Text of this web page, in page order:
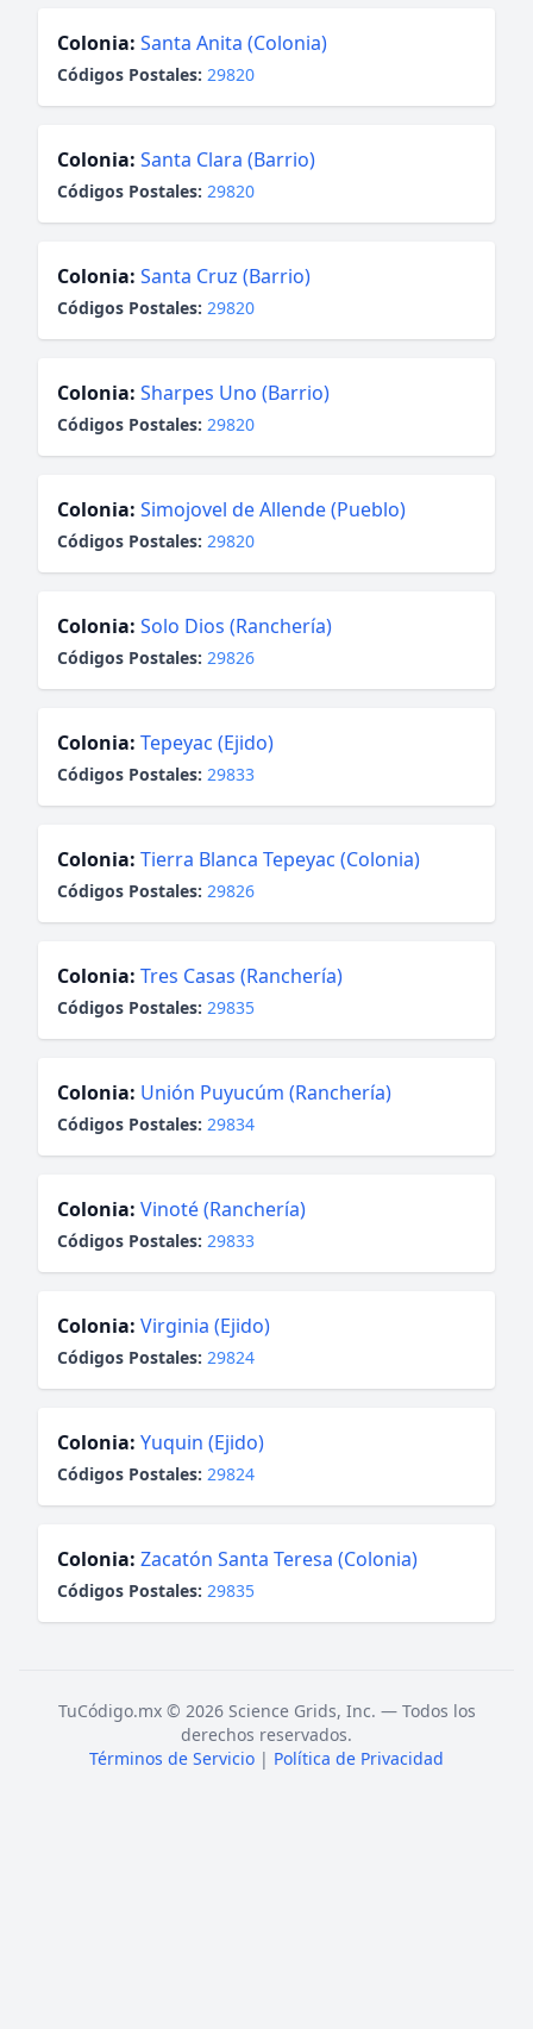
Colonia: Santa Anita (Colonia)
Códigos Postales: 29820
Colonia: Santa Clara (Barrio)
Códigos Postales: 29820
Colonia: Santa Cruz (Barrio)
Códigos Postales: 29820
Colonia: Sharpes Uno (Barrio)
Códigos Postales: 29820
Colonia: Simojovel de Allende (Pueblo)
Códigos Postales: 29820
Colonia: Solo Dios (Ranchería)
Códigos Postales: 29826
Colonia: Tepeyac (Ejido)
Códigos Postales: 29833
Colonia: Tierra Blanca Tepeyac (Colonia)
Códigos Postales: 29826
Colonia: Tres Casas (Ranchería)
Códigos Postales: 29835
Colonia: Unión Puyucúm (Ranchería)
Códigos Postales: 29834
Colonia: Vinoté (Ranchería)
Códigos Postales: 29833
Colonia: Virginia (Ejido)
Códigos Postales: 29824
Colonia: Yuquin (Ejido)
Códigos Postales: 29824
Colonia: Zacatón Santa Teresa (Colonia)
Códigos Postales: 29835
TuCódigo.mx © 2026 Science Grids, Inc. — Todos los
derechos reservados.
Términos de Servicio | Política de Privacidad